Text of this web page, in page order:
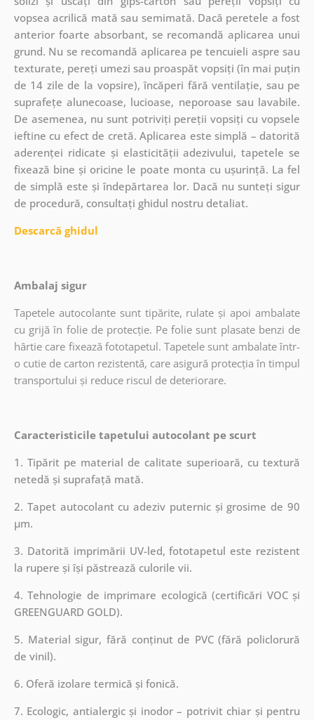
vopsea acrilică mată sau semimată. Dacă peretele a fost
anterior foarte absorbant, se recomandă aplicarea unui
grund. Nu se recomandă aplicarea pe tencuieli aspre sau
texturate, pereți umezi sau proaspăt vopsiți (în mai puțin
de 14 zile de la vopsire), încăperi fără ventilație, sau pe
suprafețe alunecoase, lucioase, neporoase sau lavabile.
De asemenea, nu sunt potriviți pereții vopsiți cu vopsele
ieftine cu efect de cretă. Aplicarea este simplă – datorită
aderenței ridicate și elasticității adezivului, tapetele se
fixează bine și oricine le poate monta cu ușurință. La fel
de simplă este și îndepărtarea lor. Dacă nu sunteți sigur
de procedură, consultați ghidul nostru detaliat.
Descarcă ghidul
Ambalaj sigur
Tapetele autocolante sunt tipărite, rulate și apoi ambalate
cu grijă în folie de protecție. Pe folie sunt plasate benzi de
hârtie care fixează fototapetul. Tapetele sunt ambalate într-
o cutie de carton rezistentă, care asigură protecția în timpul
transportului și reduce riscul de deteriorare.
Caracteristicile tapetului autocolant pe scurt
1. Tipărit pe material de calitate superioară, cu textură
netedă și suprafață mată.
2. Tapet autocolant cu adeziv puternic și grosime de 90
µm.
3. Datorită imprimării UV-led, fototapetul este rezistent
la rupere și își păstrează culorile vii.
4. Tehnologie de imprimare ecologică (certificări VOC și
GREENGUARD GOLD).
5. Material sigur, fără conținut de PVC (fără policlorură
de vinil).
6. Oferă izolare termică și fonică.
7. Ecologic, antialergic și inodor – potrivit chiar și pentru